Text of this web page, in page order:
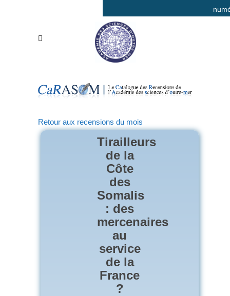
Retour aux recensions du mois
Tirailleurs
de la
Côte
des
Somalis
: des
mercenaires
au
service
de la
France
?